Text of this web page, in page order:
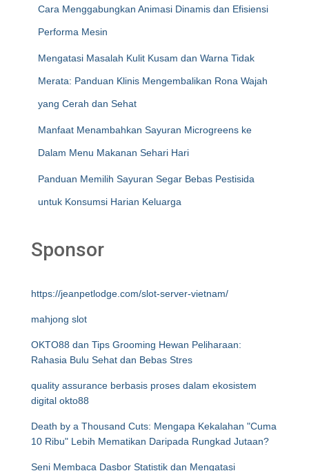
Cara Menggabungkan Animasi Dinamis dan Efisiensi
Performa Mesin
Mengatasi Masalah Kulit Kusam dan Warna Tidak
Merata: Panduan Klinis Mengembalikan Rona Wajah
yang Cerah dan Sehat
Manfaat Menambahkan Sayuran Microgreens ke
Dalam Menu Makanan Sehari Hari
Panduan Memilih Sayuran Segar Bebas Pestisida
untuk Konsumsi Harian Keluarga
Sponsor
https://jeanpetlodge.com/slot-server-vietnam/
mahjong slot
OKTO88 dan Tips Grooming Hewan Peliharaan:
Rahasia Bulu Sehat dan Bebas Stres
quality assurance berbasis proses dalam ekosistem
digital okto88
Death by a Thousand Cuts: Mengapa Kekalahan "Cuma
10 Ribu" Lebih Mematikan Daripada Rungkad Jutaan?
Seni Membaca Dasbor Statistik dan Mengatasi